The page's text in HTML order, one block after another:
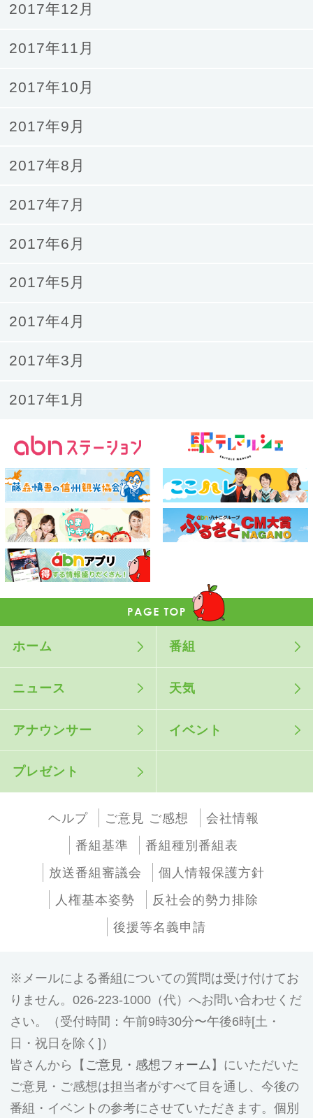
2017年12月
2017年11月
2017年10月
2017年9月
2017年8月
2017年7月
2017年6月
2017年5月
2017年4月
2017年3月
2017年1月
ホーム 番組
ニュース 天気
アナウンサー イベント
プレゼント
ヘルプ ご意見 ご感想
会社情報
番組基準
番組種別番組表
放送番組審議会
個人情報保護方針
人権基本姿勢
反社会的勢力排除
後援等名義申請
メールによる番組についての質問は受け付けてお
りません。026-223-1000（代）へお問い合わせくだ
さい。（受付時間：午前9時30分〜午後6時[土・
日・祝日を除く]）
皆さんから【 ご意見・感想フォーム 】にいただいた
ご意見・ご感想は担当者がすべて目を通し、今後の
番組・イベントの参考にさせていただきます。個別